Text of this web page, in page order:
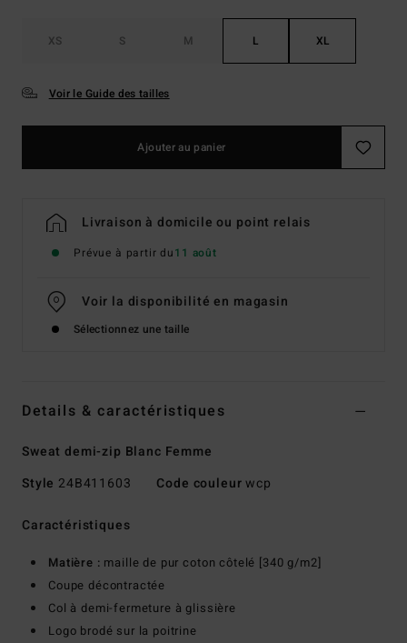
XS S M L XL
Voir le Guide des tailles
Ajouter au panier
Livraison à domicile ou point relais
Prévue à partir du11 août
Voir la disponibilité en magasin
Sélectionnez une taille
Details & caractéristiques
Sweat demi-zip Blanc Femme
Style 24B411603 Code couleurwcp
Caractéristiques
Matière : maille de pur coton côtelé [340 g/m2]
Coupe décontractée
Col à demi-fermeture à glissière
Logo brodé sur la poitrine